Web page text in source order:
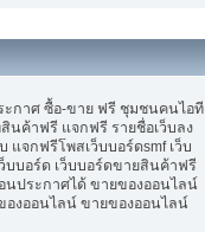
ะกาศ ซื้อ-ขาย ฟรี ชุมชนคนไอที
นค้าฟรี แจกฟรี รายชื่อเว็บลง
แจกฟรีโพสเว็บบอร์ดsmf เว็บ
บบอร์ด เว็บบอร์ดขายสินค้าฟรี
นประกาศได้ ขายของออนไลน์
งออนไลน์ ขายของออนไลน์